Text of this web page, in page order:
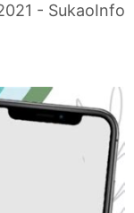
- SukaoInfo